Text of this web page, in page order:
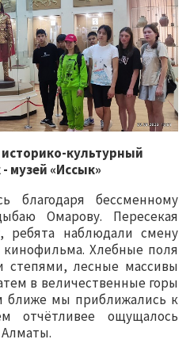
культурный
музей «Иссык»
благодаря бессменному
Омарову. Пересекая
ребята наблюдали смену
Хлебные поля
степями, лесные массивы
в величественные горы
ближе мы приближались к
отчётливее ощущалось